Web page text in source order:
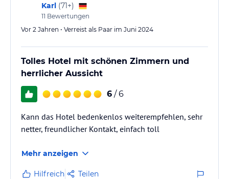
Karl (71+)
11 Bewertungen
Vor 2 Jahren • Verreist als Paar im Juni 2024
Tolles Hotel mit schönen Zimmern und
herrlicher Aussicht
6 / 6
Kann das Hotel bedenkenlos weiterempfehlen, sehr
netter, freundlicher Kontakt, einfach toll
Mehr anzeigen
Hilfreich Teilen